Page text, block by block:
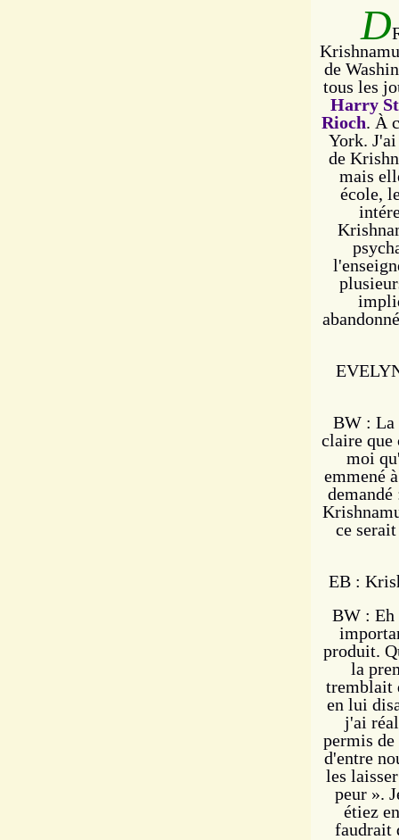
D
de
tous les
Harry
Rioch. À
York.
de
mais
école,
BW : La
claire que
moi
emmené
ce
EB :
BW : Eh
produit.
la
tremblait
en lui
j'ai
permis
d'entre
les
peur ».
étiez
faudrait